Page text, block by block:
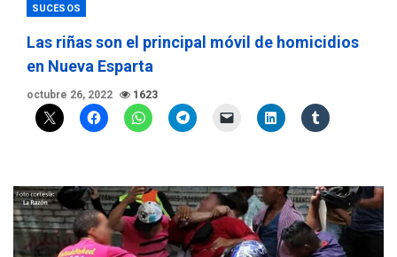
SUCESOS
Las riñas son el principal móvil de homicidios
en Nueva Esparta
octubre 26, 2022 1623